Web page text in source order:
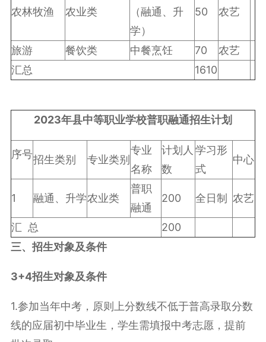
农林牧渔 农业类
（融通、升
学）
50 农艺
旅游 餐饮类 中餐烹饪 70
农艺
汇总
1610
2023年县中等职业学校普职融通招生计划
序号招生类别 专业类别
专业
名称
计划人
数
学习形
式
中心
1 融通、升学农业类
普职
融通
200 全日制 农艺
汇 总
200
三、 招生对象及条件
3+4招生对象及条件
1.参加当年中考，原则上分数线不低于普高录取分数
线的应届初中毕业生，学生需填报中考志愿，提前